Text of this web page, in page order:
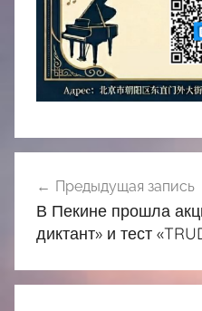
по
записям
Предыдущая запись
В Пекине прошла
диктант» и тест